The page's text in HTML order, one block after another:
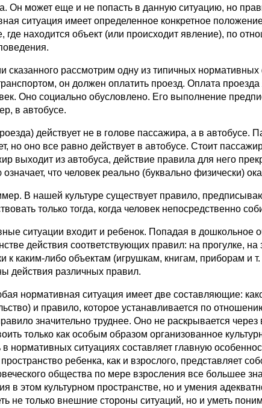
Он может еще и не попасть в данную ситуацию, но
ситуация имеет определенное конкретное
где находится объект (или происходит явление), по
сказанного рассмотрим одну из типичных
он должен оплатить проезд. Оплата
Оно социально обусловлено. Его выполнение
в автобусе.
действует не в голове пассажира, а в автобусе.
но оно все равно действует в автобусе. Стоит
выходит из автобуса, действие правила для него
что человек реально (буквально физически)
В нашей культуре существует правило,
только тогда, когда человек непосредственно
ситуации входит и ребенок. Попадая в дошкольное
действия соответствующих правил: на прогулке,
к каким‑либо объектам (игрушкам, книгам, приборам и
действия различных правил.
нормативная ситуация имеет две составляющие:
и правило, которое устанавливается по
значительно труднее. Оно не раскрывается
только как особым образом организованное
нормативных ситуациях составляет главную
ребенка, как и взрослого, представляет
общества по мере взросления все большее
в этом культурном пространстве, но и умения
не только внешние стороны ситуаций, но и уметь